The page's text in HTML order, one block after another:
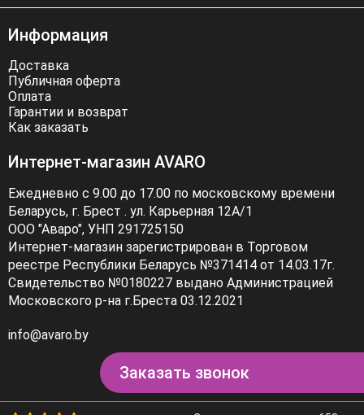
Информация
Доставка
Публичная оферта
Оплата
Гарантии и возврат
Как заказать
Интернет-магазин AVARO
Ежедневно с 9.00 до 17.00 по московскому времени
Беларусь, г. Брест . ул. Карьерная 12А/1
ООО "Аваро", УНП 291725150
Интернет-магазин зарегистрирован в Торговом
реестре Республики Беларусь №371414 от 14.03.17г.
Свидетельство №0180227 выдано Администрацией
Московского р-на г.Бреста 03.12.2021
info@avaro.by
Заказать звонок